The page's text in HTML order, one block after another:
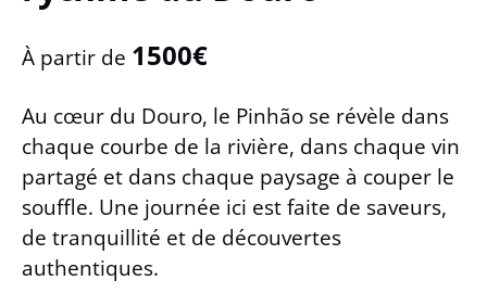
À partir de 1500€
Au cœur du Douro, le Pinhão se révèle dans
chaque courbe de la rivière, dans chaque vin
partagé et dans chaque paysage à couper le
souffle. Une journée ici est faite de saveurs,
de tranquillité et de découvertes
authentiques.